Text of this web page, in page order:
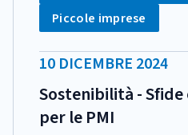
Tag:
Piccole imprese
DATA
PUBBLICAZIONE:
10 DICEMBRE 2024
Sostenibilità -
per le PMI